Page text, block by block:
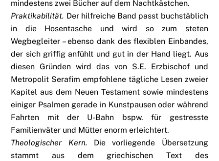
mindestens zwei Bücher auf dem Nachtkästchen.
Praktikabilität. Der hilfreiche Band passt buchstäblich
in die Hosentasche und wird so zum steten
Wegbegleiter – ebenso dank des flexiblen Einbandes,
der sich griffig anfühlt und gut in der Hand liegt. Aus
diesen Gründen wird das von S.E. Erzbischof und
Metropolit Serafim empfohlene tägliche Lesen zweier
Kapitel aus dem Neuen Testament sowie mindestens
einiger Psalmen gerade in Kunstpausen oder während
Fahrten mit der U-Bahn bspw. für gestresste
Familienväter und Mütter enorm erleichtert.
Theologischer Kern. Die vorliegende Übersetzung
stammt aus dem griechischen Text des